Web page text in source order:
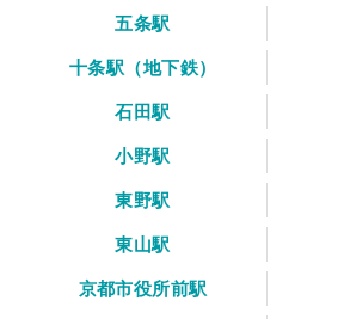
五条駅
十条駅（地下鉄）
石田駅
小野駅
東野駅
東山駅
京都市役所前駅